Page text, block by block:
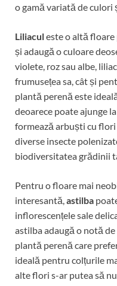
o gamă variată de culori
Liliaculeste o altă
și adaugă o culoare
violete, roz sau albe,
frumusețea sa, cât și
plantă perenă este
deoarece poate ajunge
formează arbuști cu flori
diverse insecte
biodiversitatea grădinii
Pentru o floare mai
interesantă, astilba
inflorescențele sale
astilba adaugă o notă
plantă perenă care
ideală pentru colțurile
alte flori s-ar putea să